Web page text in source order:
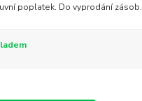
poplatek. Do vyprodání zásob.